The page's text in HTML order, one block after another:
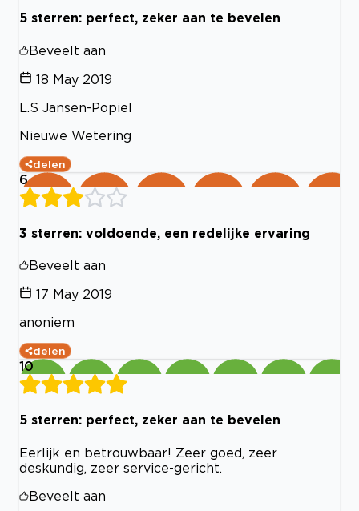
5 sterren: perfect, zeker aan te bevelen
Beveelt aan
18 May 2019
L.S Jansen-Popiel
Nieuwe Wetering
delen
6
3 sterren: voldoende, een redelijke ervaring
Beveelt aan
17 May 2019
anoniem
delen
10
5 sterren: perfect, zeker aan te bevelen
Eerlijk en betrouwbaar! Zeer goed, zeer
deskundig, zeer service-gericht.
Beveelt aan